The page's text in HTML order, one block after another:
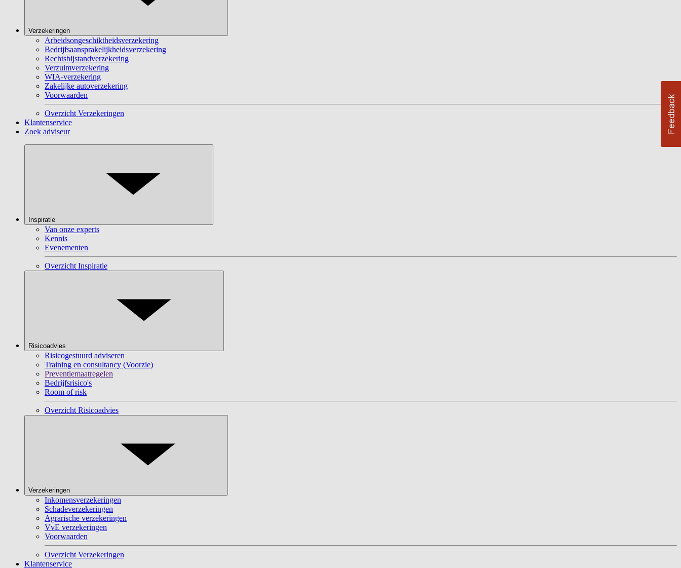
Verzekeringen
Arbeidsongeschiktheidsverzekering
Bedrijfsaansprakelijkheidsverzekering
Rechtsbijstandverzekering
Verzuimverzekering
WIA-verzekering
Zakelijke autoverzekering
Voorwaarden
Overzicht Verzekeringen
Klantenservice
Zoek adviseur
Inspiratie
Van onze experts
Kennis
Evenementen
Overzicht Inspiratie
Risicoadvies
Risicogestuurd adviseren
Training en consultancy (Voorzie)
Preventiemaatregelen
Bedrijfsrisico's
Room of risk
Overzicht Risicoadvies
Verzekeringen
Inkomensverzekeringen
Schadeverzekeringen
Agrarische verzekeringen
VvE verzekeringen
Voorwaarden
Overzicht Verzekeringen
Klantenservice